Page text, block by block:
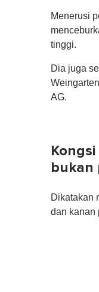
Menerusi
tinggi.
Dia juga
AG.
bukan
Dikatakan
dan kanan